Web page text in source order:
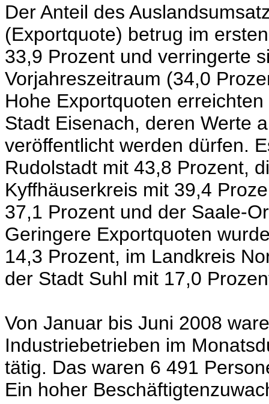
Der Anteil des
(Exportquote) betrug im
33,9 Prozent und verringerte
Vorjahreszeitraum (34,0
Hohe Exportquoten
Stadt Eisenach, deren Werte
veröffentlicht werden dürfen.
Rudolstadt mit 43,8 Prozent,
Kyffhäuserkreis mit 39,4
37,1 Prozent und der Saale-
Geringere Exportquoten
14,3 Prozent, im Landkreis
der Stadt Suhl mit 17,0
Von Januar bis Juni 2008
Industriebetrieben im
tätig. Das waren 6 491
Ein hoher